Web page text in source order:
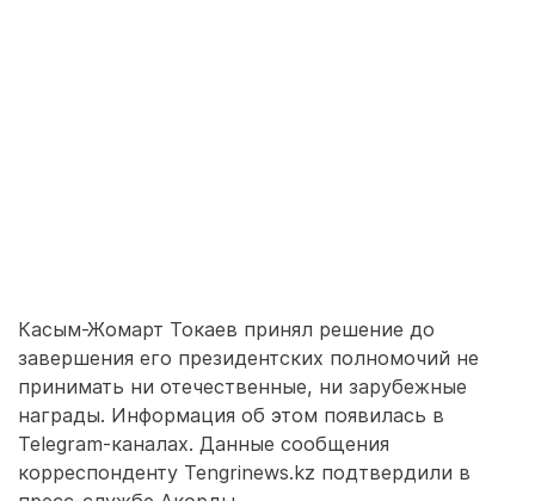
Касым-Жомарт Токаев принял решение до
завершения его президентских полномочий не
принимать ни отечественные, ни зарубежные
награды. Информация об этом появилась в
Telegram-каналах. Данные сообщения
корреспонденту Tengrinews.kz подтвердили в